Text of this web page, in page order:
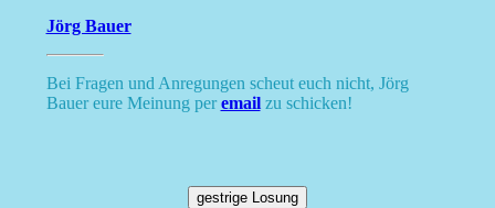
Jörg Bauer
Bei Fragen und Anregungen scheut euch nicht, Jörg
Bauer eure Meinung peremailzu schicken!
gestrige Losung